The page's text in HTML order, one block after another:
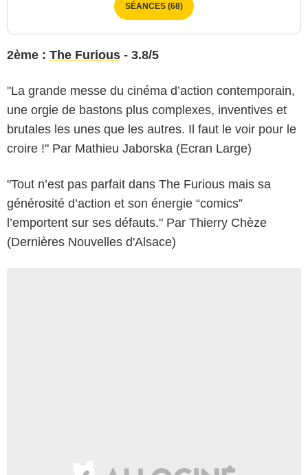
SÉANCES (68)
2ème : The Furious - 3.8/5
"La grande messe du cinéma d’action contemporain,
une orgie de bastons plus complexes, inventives et
brutales les unes que les autres. Il faut le voir pour le
croire !" Par Mathieu Jaborska (Ecran Large)
"Tout n’est pas parfait dans The Furious mais sa
générosité d’action et son énergie “comics”
l’emportent sur ses défauts." Par Thierry Chèze
(Dernières Nouvelles d'Alsace)